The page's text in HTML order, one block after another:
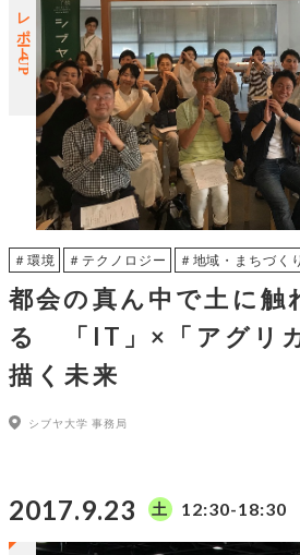
レポートUP
＃環境 ＃テクノロジー ＃地域・まちづくり
都会の真ん中で土に触
る 「IT」×「アグリ
描く未来
シブヤ大学 事務局
2017.9.23 土 12:30-18:30